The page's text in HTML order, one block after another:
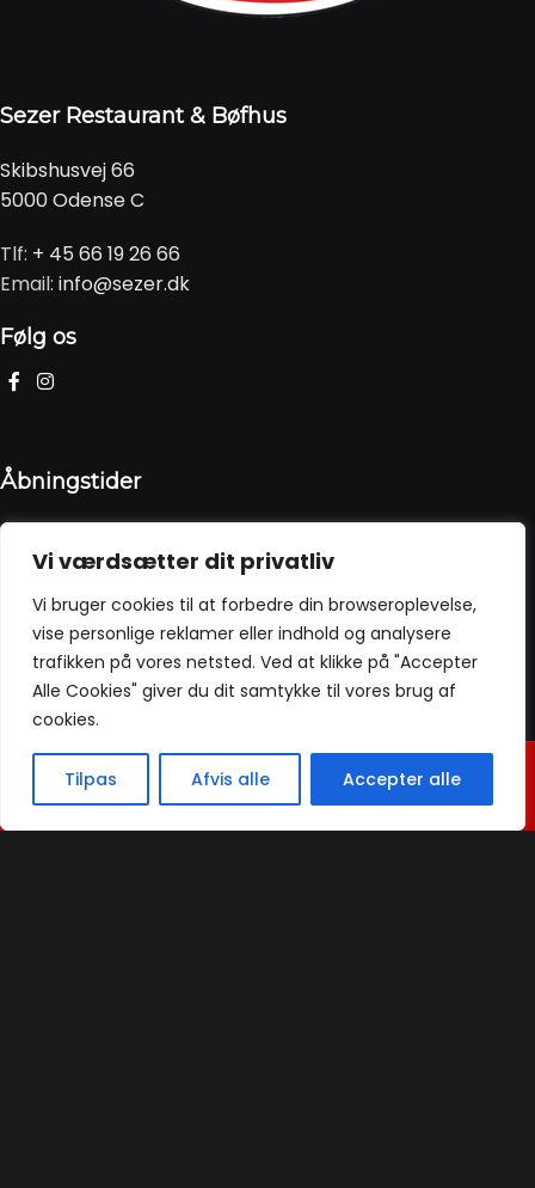
Vi værdsætter dit privatliv
Vi bruger cookies til at forbedre din browseroplevelse,
vise personlige reklamer eller indhold og analysere
trafikken på vores netsted. Ved at klikke på "Accepter
Alle Cookies" giver du dit samtykke til vores brug af
cookies.
Tilpas Afvis alle Accepter alle
Vi holder ferielukket fra den 19. juli. til
08. Aug.
Sezer Restaurant & Bøfhus
Skibshusvej 66
5000 Odense C
Tlf: + 45 66 19 26 66
Email: info@sezer.dk
Følg os
Åbningstider
Søn-Tors: 15:00-21:30
Fre-Lør: 15:00-22:00
ALLERGI INFORMATION
Kontakt restauranten hvis du har spørgsmål til allergener
Praktisk
Menu